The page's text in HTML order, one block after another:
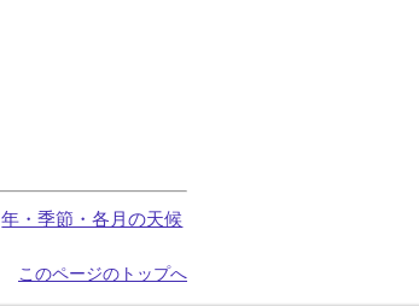
年・季節・各月の天候
このページのトップへ